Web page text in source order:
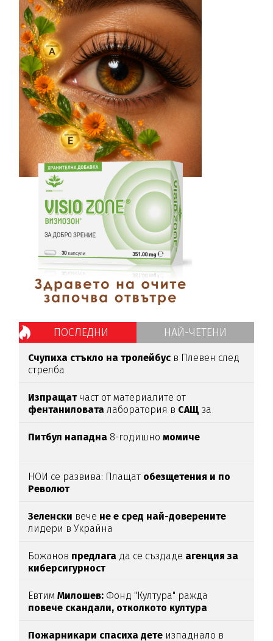
ПОСЛЕДНИ НАЙ-ЧЕТЕНИ
Счупиха стъкло на тролейбус в Плевен след
стрелба
Изпращатчаст от материалите от
фентаниловата лаборатория в САЩ за
Питбул нападна 8-годишномомиче
НОИ се развива: Плащат обезщетения и по
Револют
Зеленски вече не е сред най-доверените
лидери в Украйна
Божанов предлага да се създаде агенция за
киберсигурност
ЕвтимМилошев: Фонд "Култура" ражда
повече скандали, отколкото култура
Пожарникари спасиха дете изпаднало в